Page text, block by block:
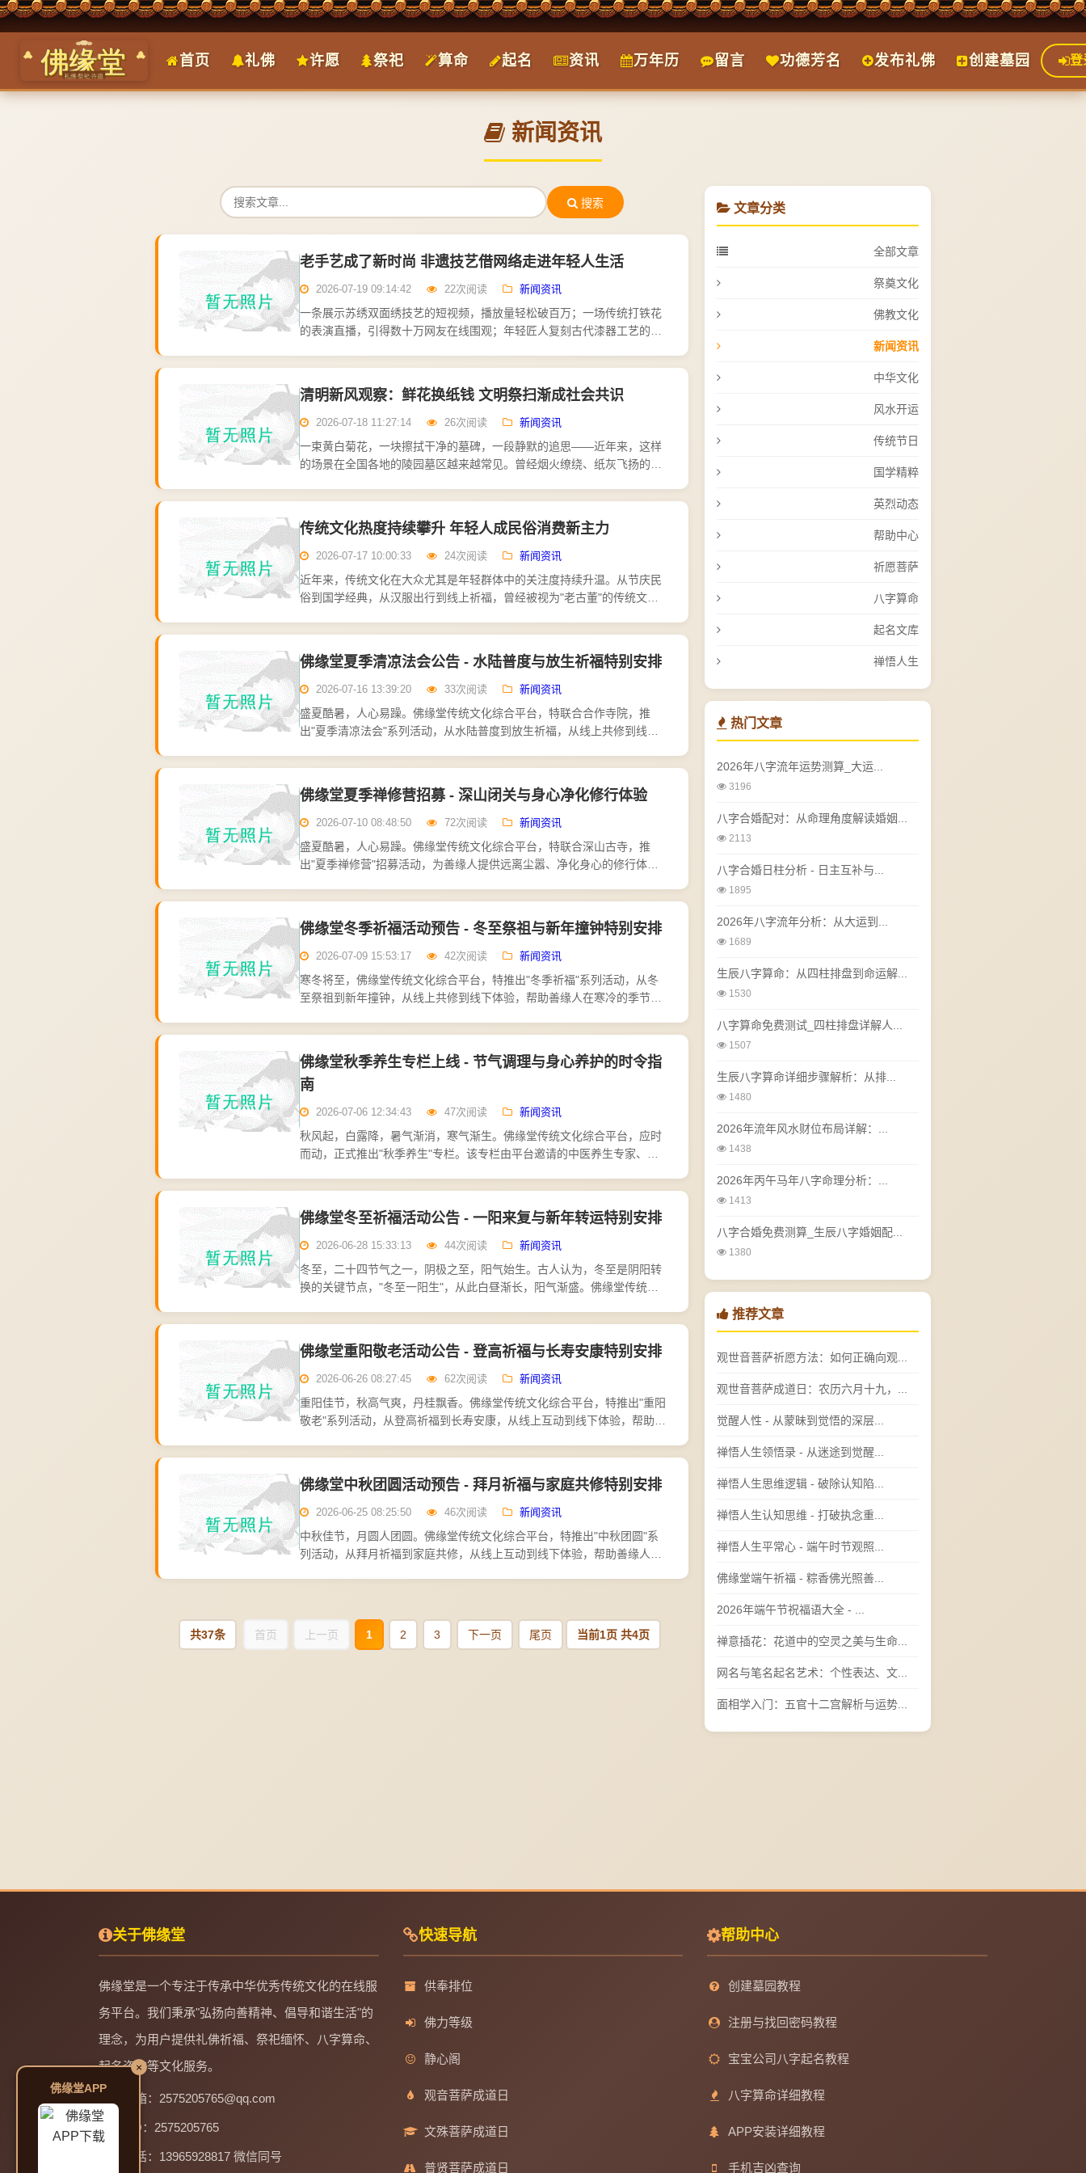
首页 礼佛 许愿 祭祀 算命 起名 资讯 万年历 留言 功德芳名 发布礼佛 创建墓园 登
新闻资讯
搜索
老手艺成了新时尚 非遗技艺借网络走进年轻人生活
2026-07-19 09:14:42 22次阅读 新闻资讯
一条展示苏绣双面绣技艺的短视频，播放量轻松破百万；一场传统打铁花
的表演直播，引得数十万网友在线围观；年轻匠人复刻古代漆器工艺的记
物质文...
清明新风观察：鲜花换纸钱 文明祭扫渐成社会共识
2026-07-18 11:27:14 26次阅读 新闻资讯
一束黄白菊花，一块擦拭干净的墓碑，一段静默的追思——近年来，这样
的场景在全国各地的陵园墓区越来越常见。曾经烟火缭绕、纸灰飞扬的祭
看，连续多...
传统文化热度持续攀升 年轻人成民俗消费新主力
2026-07-17 10:00:33 24次阅读 新闻资讯
近年来，传统文化在大众尤其是年轻群体中的关注度持续升温。从节庆民
俗到国学经典，从汉服出行到线上祈福，曾经被视为"老古董"的传统文
花祭扫、...
佛缘堂夏季清凉法会公告 - 水陆普度与放生祈福特别安排
2026-07-16 13:39:20 33次阅读 新闻资讯
盛夏酷暑，人心易躁。佛缘堂传统文化综合平台，特联合合作寺院，推
出"夏季清凉法会"系列活动，从水陆普度到放生祈福，从线上共修到线下
是夏季活...
佛缘堂夏季禅修营招募 - 深山闭关与身心净化修行体验
2026-07-10 08:48:50 72次阅读 新闻资讯
盛夏酷暑，人心易躁。佛缘堂传统文化综合平台，特联合深山古寺，推
出"夏季禅修营"招募活动，为善缘人提供远离尘嚣、净化身心的修行体
潺，气温比城...
佛缘堂冬季祈福活动预告 - 冬至祭祖与新年撞钟特别安排
2026-07-09 15:53:17 42次阅读 新闻资讯
寒冬将至，佛缘堂传统文化综合平台，特推出"冬季祈福"系列活动，从冬
至祭祖到新年撞钟，从线上共修到线下体验，帮助善缘人在寒冷的季节
岁"，...
佛缘堂秋季养生专栏上线 - 节气调理与身心养护的时令指
南
2026-07-06 12:34:43 47次阅读 新闻资讯
秋风起，白露降，暑气渐消，寒气渐生。佛缘堂传统文化综合平台，应时
而动，正式推出"秋季养生"专栏。该专栏由平台邀请的中医养生专家、禅
提供系...
佛缘堂冬至祈福活动公告 - 一阳来复与新年转运特别安排
2026-06-28 15:33:13 44次阅读 新闻资讯
冬至，二十四节气之一，阴极之至，阳气始生。古人认为，冬至是阴阳转
换的关键节点，"冬至一阳生"，从此白昼渐长，阳气渐盛。佛缘堂传统文
上互...
佛缘堂重阳敬老活动公告 - 登高祈福与长寿安康特别安排
2026-06-26 08:27:45 62次阅读 新闻资讯
重阳佳节，秋高气爽，丹桂飘香。佛缘堂传统文化综合平台，特推出"重阳
敬老"系列活动，从登高祈福到长寿安康，从线上互动到线下体验，帮助善
活动...
佛缘堂中秋团圆活动预告 - 拜月祈福与家庭共修特别安排
2026-06-25 08:25:50 46次阅读 新闻资讯
中秋佳节，月圆人团圆。佛缘堂传统文化综合平台，特推出"中秋团圆"系
列活动，从拜月祈福到家庭共修，从线上互动到线下体验，帮助善缘人在
共37条 首页 上一页 1 2 3 下一页 尾页 当前1页 共4页
文章分类
全部文章
祭奠文化
佛教文化
新闻资讯
中华文化
风水开运
传统节日
国学精粹
英烈动态
帮助中心
祈愿菩萨
八字算命
起名文库
禅悟人生
热门文章
2026年八字流年运势测算_大运...
3196
八字合婚配对：从命理角度解读婚姻...
2113
八字合婚日柱分析 - 日主互补与...
1895
2026年八字流年分析：从大运到...
1689
生辰八字算命：从四柱排盘到命运解...
1530
八字算命免费测试_四柱排盘详解人...
1507
生辰八字算命详细步骤解析：从排...
1480
2026年流年风水财位布局详解：...
1438
2026年丙午马年八字命理分析：...
1413
八字合婚免费测算_生辰八字婚姻配...
1380
推荐文章
观世音菩萨祈愿方法：如何正确向观...
观世音菩萨成道日：农历六月十九，...
觉醒人性 - 从蒙昧到觉悟的深层...
禅悟人生领悟录 - 从迷途到觉醒...
禅悟人生思维逻辑 - 破除认知陷...
禅悟人生认知思维 - 打破执念重...
禅悟人生平常心 - 端午时节观照...
佛缘堂端午祈福 - 粽香佛光照善...
2026年端午节祝福语大全 - ...
禅意插花：花道中的空灵之美与生命...
网名与笔名起名艺术：个性表达、文...
面相学入门：五官十二宫解析与运势...
关于佛缘堂
佛缘堂是一个专注于传承中华优秀传统文化的在线服
务平台。我们秉承"弘扬向善精神、倡导和谐生活"的
理念，为用户提供礼佛祈福、祭祀缅怀、八字算命、
起名咨询等文化服务。
邮箱：2575205765@qq.com
QQ：2575205765
电话：13965928817 微信同号
快速导航
供奉排位
佛力等级
静心阁
观音菩萨成道日
文殊菩萨成道日
普贤菩萨成道日
帮助中心
创建墓园教程
注册与找回密码教程
宝宝公司八字起名教程
八字算命详细教程
APP安装详细教程
手机吉凶查询
佛缘堂APP
×